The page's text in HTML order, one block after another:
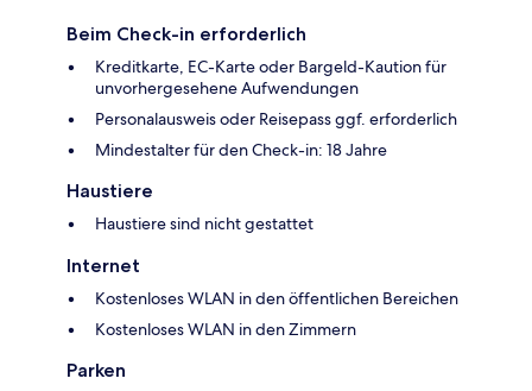
Beim Check-in erforderlich
Kreditkarte, EC-Karte oder Bargeld-Kaution für
unvorhergesehene Aufwendungen
Personalausweis oder Reisepass ggf. erforderlich
Mindestalter für den Check-in: 18 Jahre
Haustiere
Haustiere sind nicht gestattet
Internet
Kostenloses WLAN in den öffentlichen Bereichen
Kostenloses WLAN in den Zimmern
Parken